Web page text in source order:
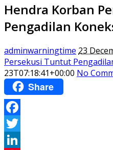
Hendra Korban
Pengadilan
adminwarningtime 23
Persekusi Tuntut
23T07:18:41+00:00 No
Share
Facebook
Twitter